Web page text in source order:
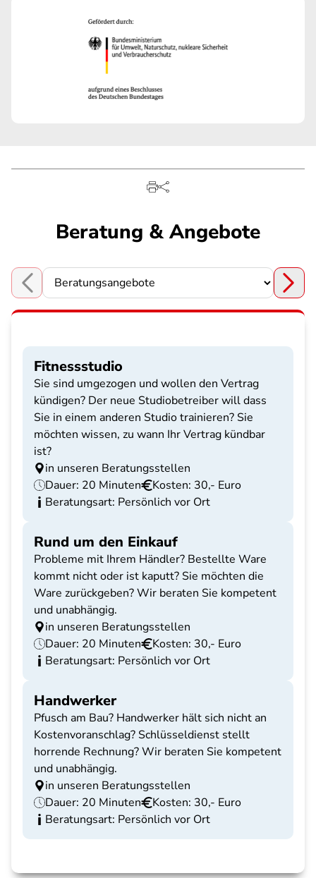
Beratung & Angebote
Choose a section
Fitnessstudio
Sie sind umgezogen und wollen den Vertrag
kündigen? Der neue Studiobetreiber will dass
Sie in einem anderen Studio trainieren? Sie
möchten wissen, zu wann Ihr Vertrag kündbar
ist?
in unseren Beratungsstellen
Dauer: 20 Minuten
Kosten: 30,- Euro
Beratungsart: Persönlich vor Ort
Rund um den Einkauf
Probleme mit Ihrem Händler? Bestellte Ware
kommt nicht oder ist kaputt? Sie möchten die
Ware zurückgeben? Wir beraten Sie kompetent
und unabhängig.
in unseren Beratungsstellen
Dauer: 20 Minuten
Kosten: 30,- Euro
Beratungsart: Persönlich vor Ort
Handwerker
Pfusch am Bau? Handwerker hält sich nicht an
Kostenvoranschlag? Schlüsseldienst stellt
horrende Rechnung? Wir beraten Sie kompetent
und unabhängig.
in unseren Beratungsstellen
Dauer: 20 Minuten
Kosten: 30,- Euro
Beratungsart: Persönlich vor Ort